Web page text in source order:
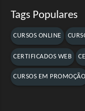
Tags Populares
CURSOS ONLINE
CERTIFICADOS WEB
CURSOS EM PROMOÇÃO